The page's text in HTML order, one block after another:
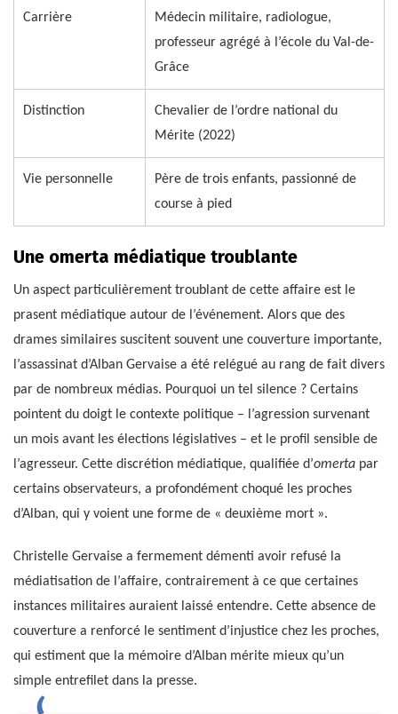
Carrière
Médecin militaire, radiologue,
professeur agrégé à l’école du Val-de-
Grâce
Distinction
Chevalier de l’ordre national du
Mérite (2022)
Vie personnelle
Père de trois enfants, passionné de
course à pied
Une omerta médiatique troublante
Un aspect particulièrement troublant de cette affaire est le
prasent médiatique autour de l’événement. Alors que des
drames similaires suscitent souvent une couverture importante,
l’assassinat d’Alban Gervaise a été relégué au rang de fait divers
par de nombreux médias. Pourquoi un tel silence ? Certains
pointent du doigt le contexte politique – l’agression survenant
un mois avant les élections législatives – et le profil sensible de
l’agresseur. Cette discrétion médiatique, qualifiée d’omerta par
certains observateurs, a profondément choqué les proches
d’Alban, qui y voient une forme de « deuxième mort ».
Christelle Gervaise a fermement démenti avoir refusé la
médiatisation de l’affaire, contrairement à ce que certaines
instances militaires auraient laissé entendre. Cette absence de
couverture a renforcé le sentiment d’injustice chez les proches,
qui estiment que la mémoire d’Alban mérite mieux qu’un
simple entrefilet dans la presse.